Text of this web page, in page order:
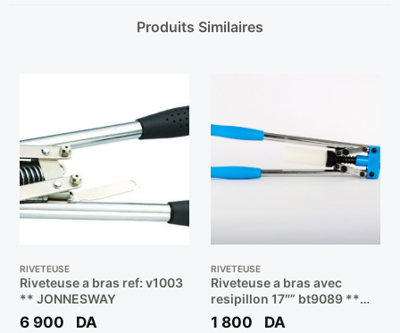
Produits Similaires
RIVETEUSE
Riveteuse a bras ref: v1003
** JONNESWAY
6 900 DA
RIVETEUSE
Riveteuse a bras avec
resipillon 17″” bt9089 **
BERENT
1 800 DA